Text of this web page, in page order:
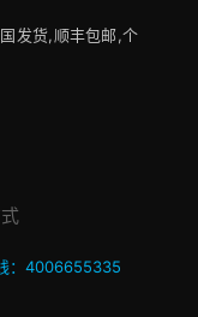
发货,顺丰包邮,个
：4006655335